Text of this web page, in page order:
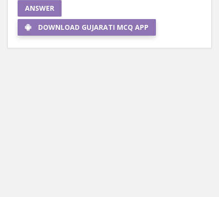
ANSWER
DOWNLOAD GUJARATI MCQ APP